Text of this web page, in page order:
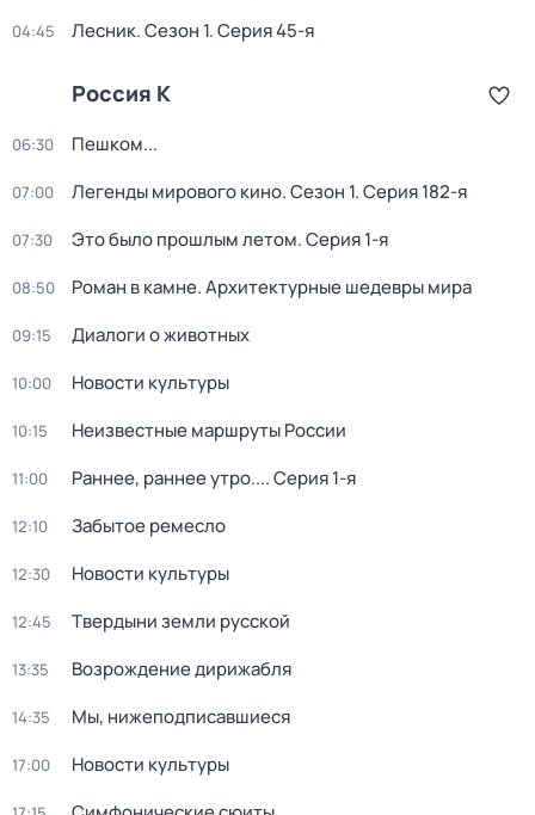
04:45 Лесник. Сезон 1. Серия 45-я
Россия К
06:30 Пешком...
07:00 Легенды мирового кино. Сезон 1. Серия 182-я
07:30 Это было прошлым летом. Серия 1-я
08:50 Роман в камне. Архитектурные шедевры мира
09:15 Диалоги о животных
10:00 Новости культуры
10:15 Неизвестные маршруты России
11:00 Раннее, раннее утро.... Серия 1-я
12:10 Забытое ремесло
12:30 Новости культуры
12:45 Твердыни земли русской
13:35 Возрождение дирижабля
14:35 Мы, нижеподписавшиеся
17:00 Новости культуры